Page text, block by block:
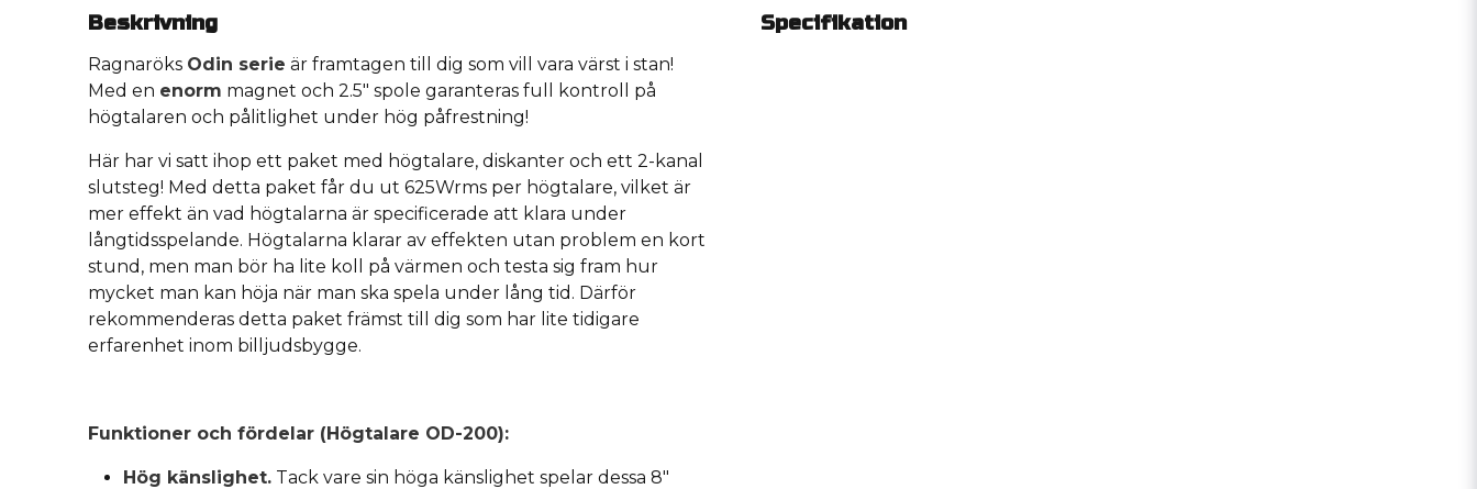
Beskrivning
Ragnaröks Odin serie är framtagen till dig som vill vara värst i stan!
Med en enorm magnet och 2.5" spole garanteras full kontroll på
högtalaren och pålitlighet under hög påfrestning!
Här har vi satt ihop ett paket med högtalare, diskanter och ett 2-kanal
slutsteg! Med detta paket får du ut 625Wrms per högtalare, vilket är
mer effekt än vad högtalarna är specificerade att klara under
långtidsspelande. Högtalarna klarar av effekten utan problem en kort
stund, men man bör ha lite koll på värmen och testa sig fram hur
mycket man kan höja när man ska spela under lång tid. Därför
rekommenderas detta paket främst till dig som har lite tidigare
erfarenhet inom billjudsbygge.
Funktioner och fördelar (Högtalare OD-200):
Hög känslighet. Tack vare sin höga känslighet spelar dessa 8"
Specifikation